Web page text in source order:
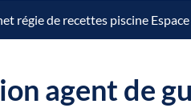
régie de recettes piscine
agent de